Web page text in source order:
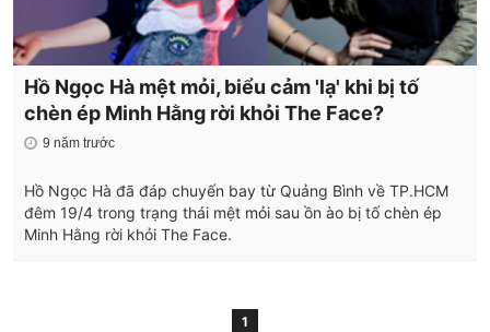
Hồ Ngọc Hà mệt mỏi, biểu cảm 'lạ' khi bị tố
chèn ép Minh Hằng rời khỏi The Face?
9 năm trước
Hồ Ngọc Hà đã đáp chuyến bay từ Quảng Bình về TP.HCM
đêm 19/4 trong trạng thái mệt mỏi sau ồn ào bị tố chèn ép
Minh Hằng rời khỏi The Face.
1